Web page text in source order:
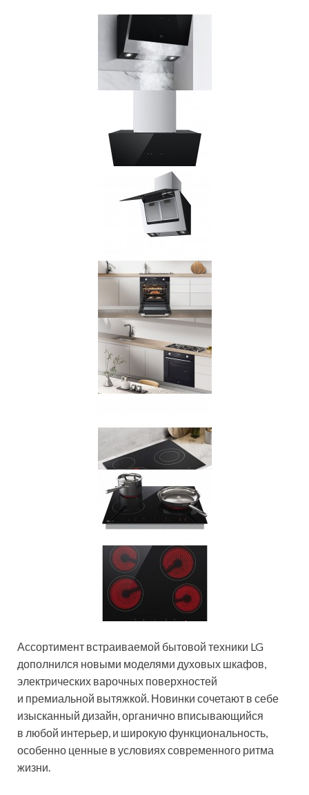
Ассортимент встраиваемой бытовой техники LG
дополнился новыми моделями духовых шкафов,
электрических варочных поверхностей
и премиальной вытяжкой. Новинки сочетают в себе
изысканный дизайн, органично вписывающийся
в любой интерьер, и широкую функциональность,
особенно ценные в условиях современного ритма
жизни.